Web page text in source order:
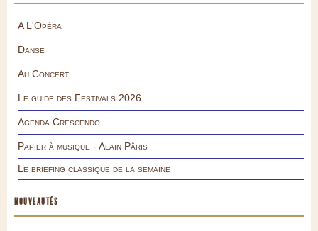
A L'Opéra
Danse
Au Concert
Le guide des Festivals 2026
Agenda Crescendo
Papier à musique - Alain Pâris
Le briefing classique de la semaine
NOUVEAUTÉS